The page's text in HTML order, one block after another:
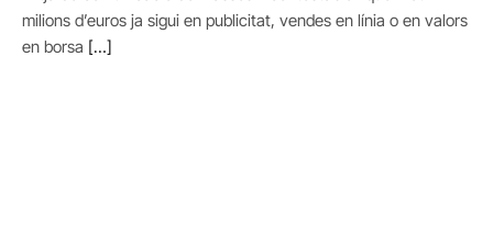
milions d’euros ja sigui en publicitat, vendes en línia o en valors
en borsa […]